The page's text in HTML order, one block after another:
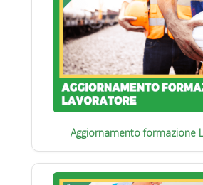
Aggiornamento formazione